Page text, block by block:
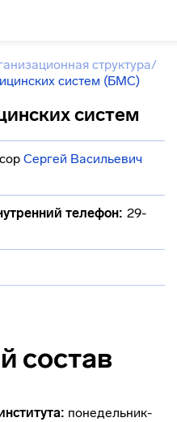
структура/
систем (БМС)
систем
Сергей Васильевич
телефон: 29-
состав
: понедельник-